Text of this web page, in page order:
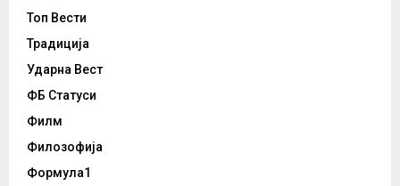
Топ Вести
Традиција
Ударна Вест
ФБ Статуси
Филм
Филозофија
Формула1